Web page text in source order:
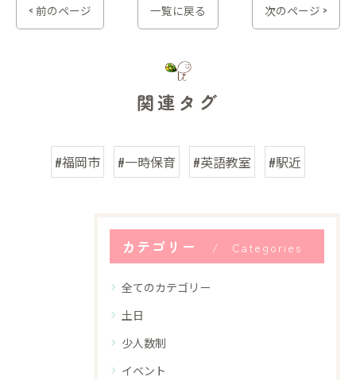
< 前のページ 一覧に戻る 次のページ >
関連タグ
#福岡市 #一時保育 #英語教室 #駅近
カテゴリー Categories
全てのカテゴリー
土日
少人数制
イベント